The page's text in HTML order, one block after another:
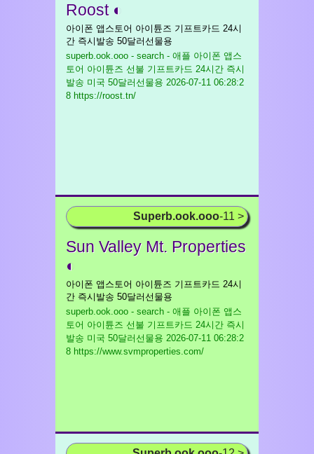
Roost ◐
아이폰 앱스토어 아이튠즈 기프트카드 24시
간 즉시발송 50달러선물용
superb.ook.ooo - search - 애플 아이폰 앱스
토어 아이튠즈 선불 기프트카드 24시간 즉시
발송 미국 50달러선물용 2026-07-11 06:28:2
8 https://roost.tn/
Superb.ook.ooo-11 >
Sun Valley Mt. Properties
◐
아이폰 앱스토어 아이튠즈 기프트카드 24시
간 즉시발송 50달러선물용
superb.ook.ooo - search - 애플 아이폰 앱스
토어 아이튠즈 선불 기프트카드 24시간 즉시
발송 미국 50달러선물용 2026-07-11 06:28:2
8 https://www.svmproperties.com/